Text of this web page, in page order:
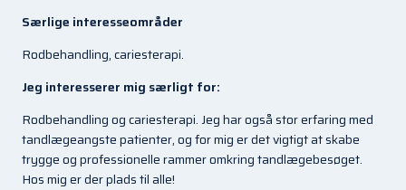
Særlige interesseområder
Rodbehandling, cariesterapi.
Jeg interesserer mig særligt for:
Rodbehandling og cariesterapi. Jeg har også stor erfaring med
tandlægeangste patienter, og for mig er det vigtigt at skabe
trygge og professionelle rammer omkring tandlægebesøget.
Hos mig er der plads til alle!